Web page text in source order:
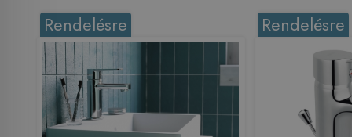
Rendelésre Rendelésre